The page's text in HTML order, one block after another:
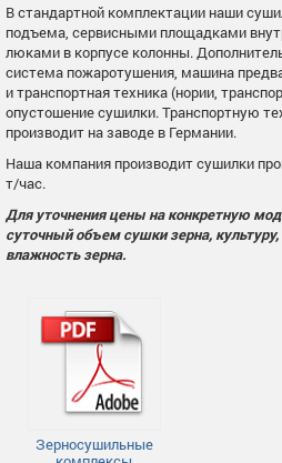
В стандартной комплектации наши
подъема, сервисными площадками
люками в корпусе колонны.
система пожаротушения, машина
и транспортная техника (нории,
опустошение сушилки. Транспортную
производит на заводе в Германии.
Наша компания производит сушилки
т/час.
Для уточнения цены на конкретную
суточный объем сушки зерна,
влажность зерна.
Зерносушильные